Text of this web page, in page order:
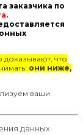
заказчика по
.
доказывают, что
они ниже,
ваши
данных.